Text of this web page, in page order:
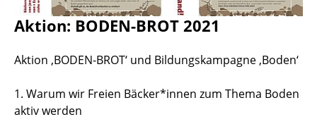
Aktion: BODEN-BROT 2021
Aktion ‚BODEN-BROT‘ und Bildungskampagne ‚Boden‘
1. Warum wir Freien Bäcker*innen zum Thema Boden
aktiv werden